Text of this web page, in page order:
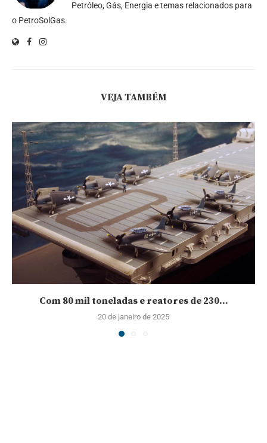
Petróleo, Gás, Energia e temas relacionados para
o PetroSolGas.
VEJA TAMBÉM
Com 80 mil toneladas e reatores de 230...
20 de janeiro de 2025